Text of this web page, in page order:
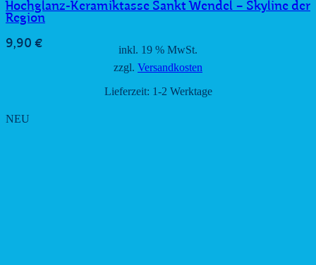
Hochglanz-Keramiktasse Sankt Wendel – Skyline der
Region
9,90 €
inkl. 19 % MwSt.
zzgl. Versandkosten
Lieferzeit: 1-2 Werktage
NEU